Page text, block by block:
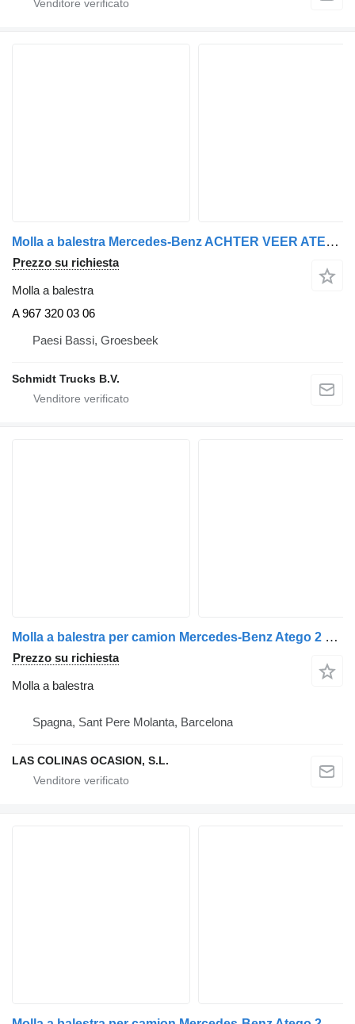
Molla a balestra Mercedes-Benz ACHTER VEER ATEGO EURO 6 RECHT EN LINKS A 967 320 03 06 per camion
Prezzo su richiesta
Molla a balestra
A 967 320 03 06
Paesi Bassi, Groesbeek
Schmidt Trucks B.V.
Molla a balestra per camion Mercedes-Benz Atego 2 4-Cil. 4x2 BM 970/2/4/6 (2005->)
Prezzo su richiesta
Molla a balestra
Spagna, Sant Pere Molanta, Barcelona
LAS COLINAS OCASION, S.L.